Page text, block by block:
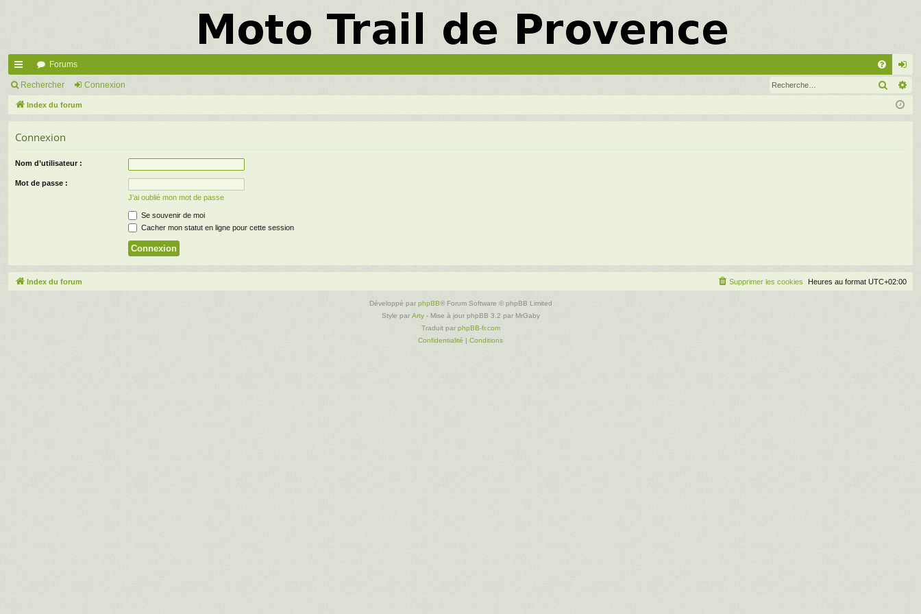
cc
ès
de
Forums
FA on
ne
Rechercher Connexion
Index du forum
Connexion
Nom d’utilisateur :
Mot de passe :
J’ai oublié mon mot de passe
Se souvenir de moi
Cacher mon statut en ligne pour cette session
Index du forum Heures au format UTC+02:00
Supprimer les cookies
Développé par phpBB® Forum Software © phpBB Limited
Style par Arty- Mise à jour phpBB 3.2 par MrGaby
Traduit par phpBB-fr.com
Confidentialité | Conditions